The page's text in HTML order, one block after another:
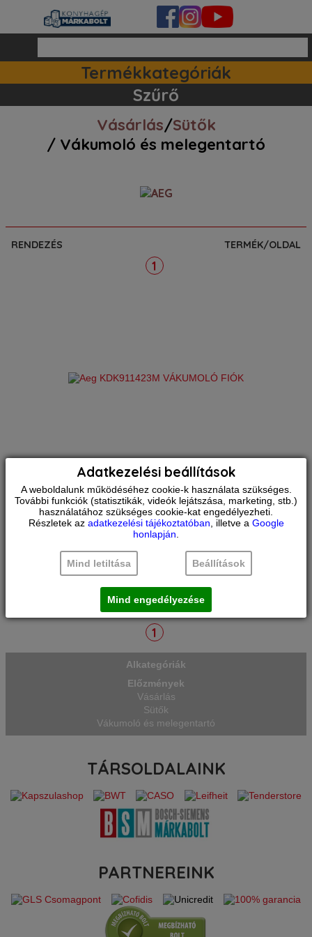
Termékkategóriák
Szűrő
Vásárlás/Sütők
/ Vákumoló és melegentartó
RENDEZÉS TERMÉK/OLDAL
1
Aeg KDK911423M
vákumoló fiók
Igen
Súly: 35 kg
Űrtartalom: 6 l
. Szín Fekete/Rozsdamentes,
ujjlenyomatmentes bevonattal.
Űrtartalom (l) 6. Kijelzés LED
karakteres + ikonok (Fehér). Funkciók
Marinálás/ Pácolás, Kis/ közepes/
magas vákuum, Lezárási idő beállítás,
RAKTÁRON
Összehasonlítás
459.900 Ft
1
Alkategóriák
Előzmények
Vásárlás
Sütők
Vákumoló és melegentartó
TÁRSOLDALAINK
PARTNEREINK
Adatkezelési beállítások
A weboldalunk működéséhez cookie-k használata szükséges.
További funkciók (statisztikák, videók lejátszása, marketing, stb.)
használatához szükséges cookie-kat engedélyezheti.
Részletek az adatkezelési tájékoztatóban , illetve a Google
honlapján
Mind letiltása Beállítások
Mind engedélyezése